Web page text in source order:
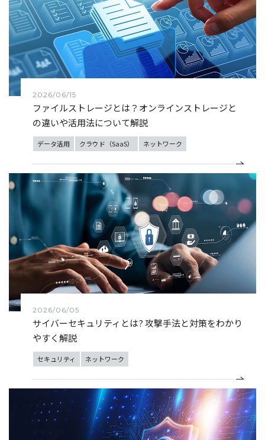
2026/06/15
ファイルストレージとは？オンラインストレージと
の違いや活用法について解説
データ活用 クラウド（SaaS） ネットワーク
2026/06/05
サイバーセキュリティとは? 攻撃手法と対策をわかり
やすく解説
セキュリティ ネットワーク